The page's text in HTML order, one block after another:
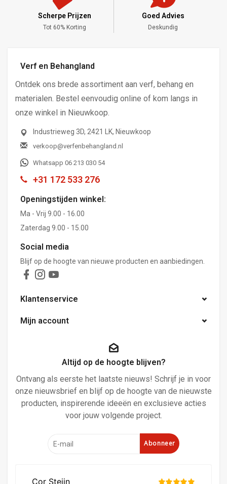
Prijzen
Verf en Behangland
Ontdek ons brede assortiment aan verf, behang en
materialen. Bestel eenvoudig online of kom langs in
onze winkel in Nieuwkoop.
Industrieweg 3D, 2421 LK, Nieuwkoop
verkoop@verfenbehangland.nl
Whatsapp 06 213 030 54
+31 172 533 276
Openingstijden winkel:
Ma - Vrij 9.00 - 16.00
Zaterdag 9.00 - 15.00
Social media
Blijf op de hoogte van nieuwe producten en aanbiedingen.
Klantenservice
Mijn account
Altijd op de hoogte blijven?
Ontvang als eerste het laatste nieuws! Schrijf je in voor
onze nieuwsbrief en blijf op de hoogte van de nieuwste
producten, inspirerende ideeën en exclusieve acties
voor jouw volgende project.
Abonneer